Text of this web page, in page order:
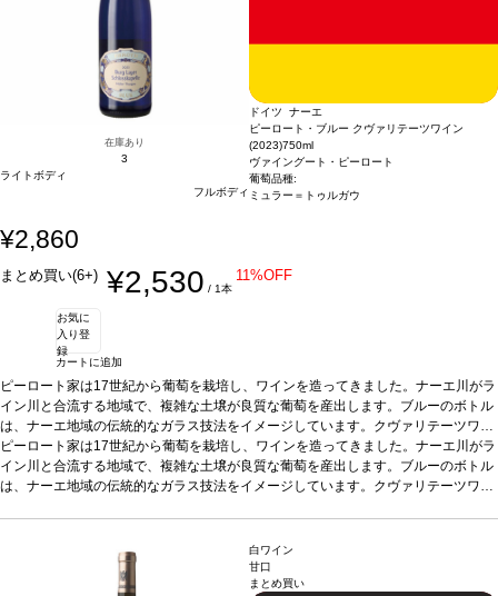
在庫あり
3
ライトボディ
フルボディ
ドイツ ナーエ
ピーロート・ブルー クヴァリテーツワイン
(2023)750ml
ヴァイングート・ピーロート
葡萄品種:
ミュラー＝トゥルガウ
¥2,860
まとめ買い(6+) ¥2,530 / 1本
11%OFF
お気に
入り登
録
カートに追加
ピーロート家は17世紀から葡萄を栽培し、ワインを造ってきました。ナーエ川がラ
イン川と合流する地域で、複雑な土壌が良質な葡萄を産出します。ブルーのボトル
は、ナーエ地域の伝統的なガラス技法をイメージしています。クヴァリテーツワイ
ンは、ドイツ国内13の生産地いずれか1つで収穫された葡萄のみで造られ、検査で
質（クヴァリテーツ）が認められたもので、フレッシュでフルーティーかつエレガ
ントに仕上がっています。テイスティングノート フルーティーなノーズを示し、
*本ヴィンテージが在庫切れの場合、在庫があり価格が同様
の場合は自動的に次のヴィンテージに変更されます、ご了承ください。
ピーロート家は17世紀から葡萄を栽培し、ワインを造ってきました。ナーエ川がラ
イン川と合流する地域で、複雑な土壌が良質な葡萄を産出します。ブルーのボトル
は、ナーエ地域の伝統的なガラス技法をイメージしています。クヴァリテーツワイ
テイスティングノート
リンゴや洋ナシを伴い、ほのかな草が加わる。美味しい味わいが口中で広がり、魅
惑的なフルーティーさを感じる。
合う料理 魚料理、サラダなどと好相性
白ワイン
甘口
まとめ買い